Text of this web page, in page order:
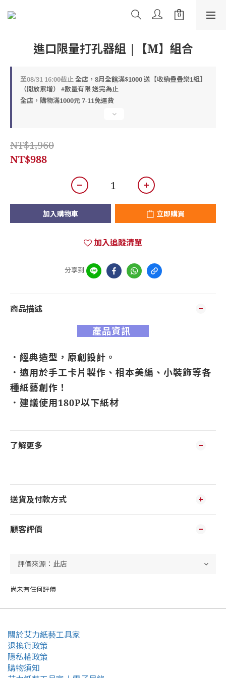
進口限量打孔器組 |【M】組合
至08/31 16:00截止全店，8月全館滿$1000 送【收納疊疊樂1組】
（開放累增） #數量有限 送完為止
全店，購物滿1000元 7-11免運費
NT$1,960
NT$988
加入購物車 立即購買
加入追蹤清單
分享到
商品描述
產品資訊
．經典造型，原創設計。
． 適用於手工卡片製作、相本美編、小裝飾等各
種紙藝創作！
． 建議使用180P以下紙材
了解更多
送貨及付款方式
顧客評價
尚未有任何評價
關於艾力紙藝工具家
退換貨政策
隱私權政策
購物須知